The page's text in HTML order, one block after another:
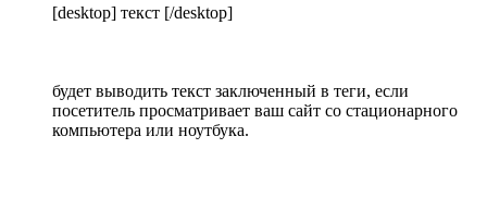
[desktop] текст [/desktop]
будет выводить текст заключенный в теги, если
посетитель просматривает ваш сайт со стационарного
компьютера или ноутбука.